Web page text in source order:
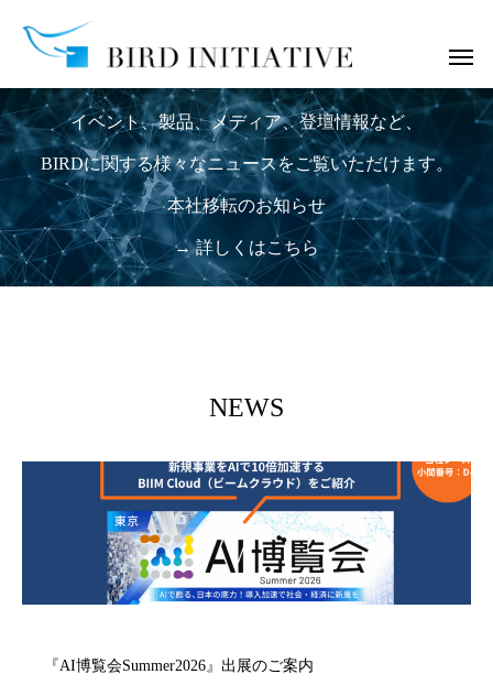
ニュース
イベント、製品、メディア、登壇情報など、
BIRDに関する様々なニュースをご覧いただけます。
本社移転のお知らせ
→ 詳しくはこちら
NEWS
『AI博覧会Summer2026』出展のご案内